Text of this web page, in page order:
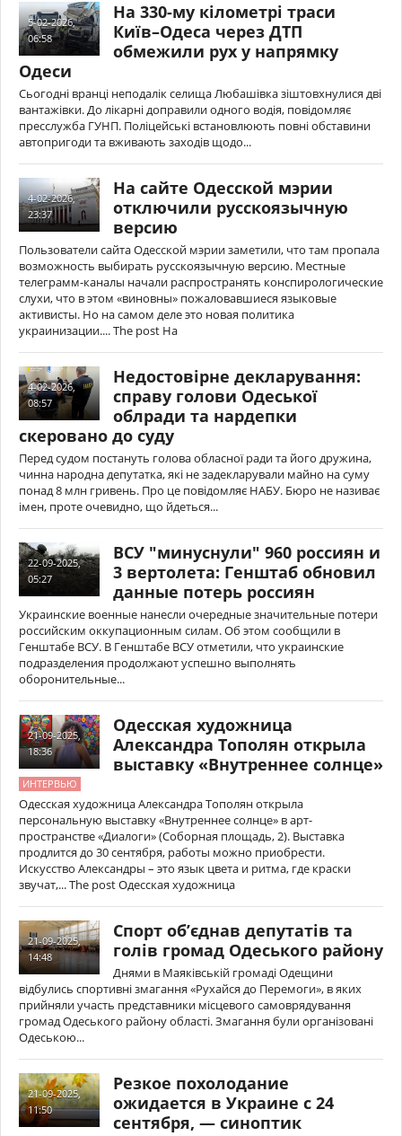
5-02-2026,
06:58
На 330-му кілометрі траси
Київ–Одеса через ДТП
обмежили рух у напрямку
Одеси
Сьогодні вранці неподалік селища Любашівка зіштовхнулися дві
вантажівки. До лікарні доправили одного водія, повідомляє
пресслужба ГУНП. Поліцейські встановлюють повні обставини
автопригоди та вживають заходів щодо...
4-02-2026,
23:37
На сайте Одесской мэрии
отключили русскоязычную
версию
Пользователи сайта Одесской мэрии заметили, что там пропала
возможность выбирать русскоязычную версию. Местные
телеграмм-каналы начали распространять конспирологические
слухи, что в этом «виновны» пожаловавшиеся языковые
активисты. Но на самом деле это новая политика
украинизации.... The post На
4-02-2026,
08:57
Недостовірне декларування:
справу голови Одеської
облради та нардепки
скеровано до суду
Перед судом постануть голова обласної ради та його дружина,
чинна народна депутатка, які не задекларували майно на суму
понад 8 млн гривень. Про це повідомляє НАБУ. Бюро не називає
імен, проте очевидно, що йдеться...
22-09-2025,
05:27
ВСУ "минуснули" 960 россиян и
3 вертолета: Генштаб обновил
данные потерь россиян
Украинские военные нанесли очередные значительные потери
российским оккупационным силам. Об этом сообщили в
Генштабе ВСУ. В Генштабе ВСУ отметили, что украинские
подразделения продолжают успешно выполнять
оборонительные...
21-09-2025,
18:36
Одесская художница
Александра Тополян открыла
выставку «Внутреннее солнце»
ИНТЕРВЬЮ
Одесская художница Александра Тополян открыла
персональную выставку «Внутреннее солнце» в арт-
пространстве «Диалоги» (Соборная площадь, 2). Выставка
продлится до 30 сентября, работы можно приобрести.
Искусство Александры – это язык цвета и ритма, где краски
звучат,... The post Одесская художница
21-09-2025,
14:48
Спорт об’єднав депутатів та
голів громад Одеського району
Днями в Маяківській громаді Одещини
відбулись спортивні змагання «Рухайся до Перемоги», в яких
прийняли участь представники місцевого самоврядування
громад Одеського району області. Змагання були організовані
Одеською...
21-09-2025,
11:50
Резкое похолодание
ожидается в Украине с 24
сентября, — синоптик